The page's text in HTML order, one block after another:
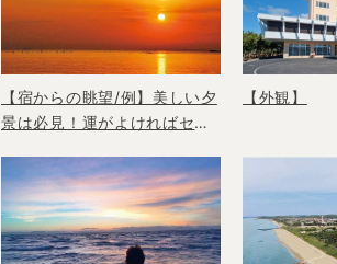
【宿からの眺望/例】美しい夕
景は必見！運がよければセン
を望むこともできる。
【外観】